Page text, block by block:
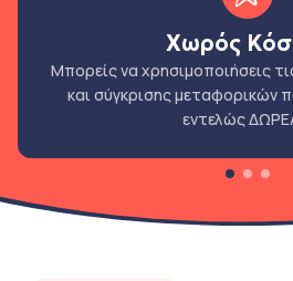
Χωρός
Μπορείς να χρησιμοποιήσεις
και σύγκρισης μεταφορικών
εντελώς